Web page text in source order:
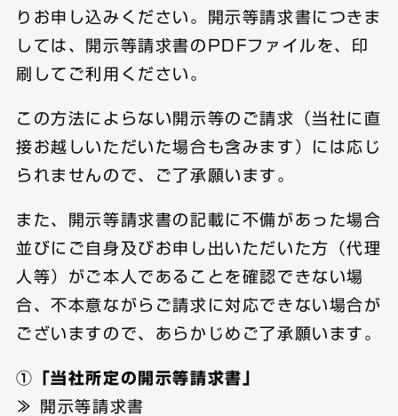
りお申し込みください。開示等請求書につきま
しては、開示等請求書のPDFファイルを、印
刷してご利用ください。
この方法によらない開示等のご請求（当社に直
接お越しいただいた場合も含みます）には応じ
られませんので、ご了承願います。
また、開示等請求書の記載に不備があった場合
並びにご自身及びお申し出いただいた方（代理
人等）がご本人であることを確認できない場
合、不本意ながらご請求に対応できない場合が
ございますので、あらかじめご了承願います。
①「当社所定の開示等請求書」
≫ 開示等請求書